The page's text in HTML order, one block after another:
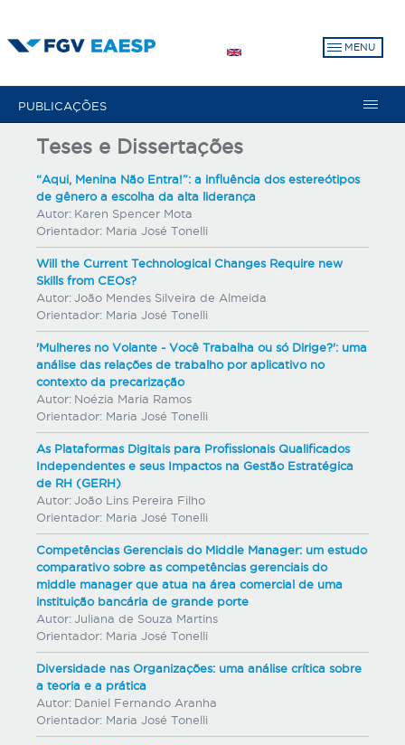
para
MENU
PUBLICAÇÕES
Teses e Dissertações
“Aqui, Menina Não Entra!”: a influência dos estereótipos
de gênero a escolha da alta liderança
Autor: Karen Spencer Mota
Orientador: Maria José Tonelli
Will the Current Technological Changes Require new
Skills from CEOs?
Autor: João Mendes Silveira de Almeida
Orientador: Maria José Tonelli
'Mulheres no Volante - Você Trabalha ou só Dirige?': uma
análise das relações de trabalho por aplicativo no
contexto da precarização
Autor: Noézia Maria Ramos
Orientador: Maria José Tonelli
As Plataformas Digitais para Profissionais Qualificados
Independentes e seus Impactos na Gestão Estratégica
de RH (GERH)
Autor: João Lins Pereira Filho
Orientador: Maria José Tonelli
Competências Gerenciais do Middle Manager: um estudo
comparativo sobre as competências gerenciais do
middle manager que atua na área comercial de uma
instituição bancária de grande porte
Autor: Juliana de Souza Martins
Orientador: Maria José Tonelli
Diversidade nas Organizações: uma análise crítica sobre
a teoria e a prática
Autor: Daniel Fernando Aranha
Orientador: Maria José Tonelli